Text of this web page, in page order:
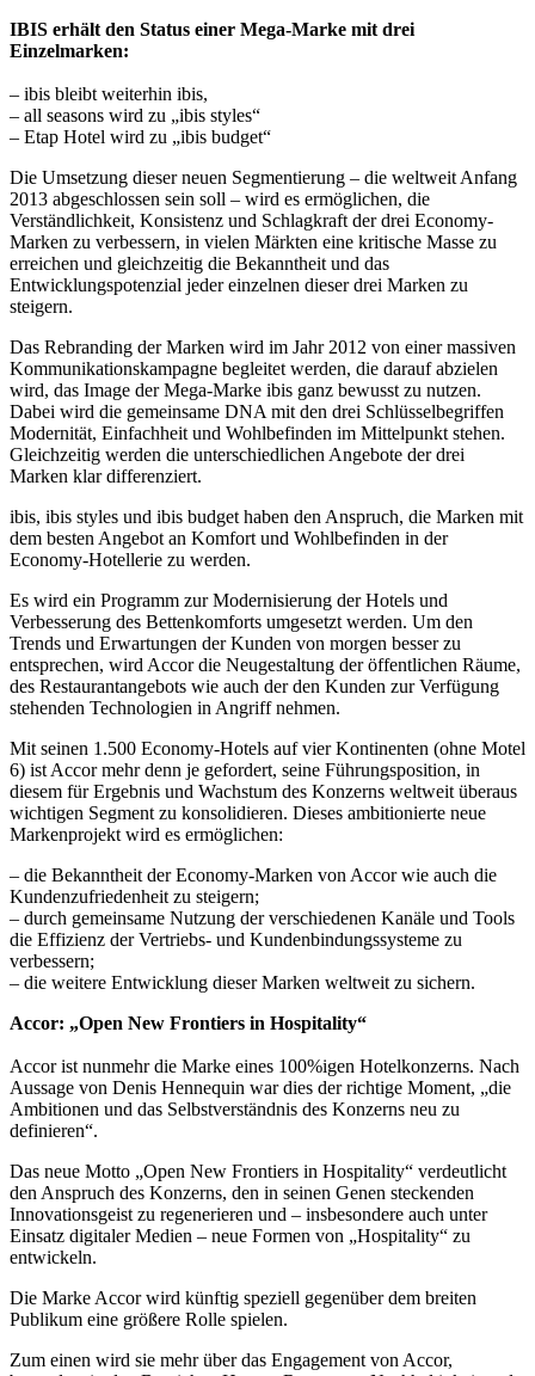
IBIS erhält den Status einer Mega-Marke mit drei
Einzelmarken:
– ibis bleibt weiterhin ibis,
– all seasons wird zu „ibis styles“
– Etap Hotel wird zu „ibis budget“
Die Umsetzung dieser neuen Segmentierung – die weltweit Anfang
2013 abgeschlossen sein soll – wird es ermöglichen, die
Verständlichkeit, Konsistenz und Schlagkraft der drei Economy-
Marken zu verbessern, in vielen Märkten eine kritische Masse zu
erreichen und gleichzeitig die Bekanntheit und das
Entwicklungspotenzial jeder einzelnen dieser drei Marken zu
steigern.
Das Rebranding der Marken wird im Jahr 2012 von einer massiven
Kommunikationskampagne begleitet werden, die darauf abzielen
wird, das Image der Mega-Marke ibis ganz bewusst zu nutzen.
Dabei wird die gemeinsame DNA mit den drei Schlüsselbegriffen
Modernität, Einfachheit und Wohlbefinden im Mittelpunkt stehen.
Gleichzeitig werden die unterschiedlichen Angebote der drei
Marken klar differenziert.
ibis, ibis styles und ibis budget haben den Anspruch, die Marken mit
dem besten Angebot an Komfort und Wohlbefinden in der
Economy-Hotellerie zu werden.
Es wird ein Programm zur Modernisierung der Hotels und
Verbesserung des Bettenkomforts umgesetzt werden. Um den
Trends und Erwartungen der Kunden von morgen besser zu
entsprechen, wird Accor die Neugestaltung der öffentlichen Räume,
des Restaurantangebots wie auch der den Kunden zur Verfügung
stehenden Technologien in Angriff nehmen.
Mit seinen 1.500 Economy-Hotels auf vier Kontinenten (ohne Motel
6) ist Accor mehr denn je gefordert, seine Führungsposition, in
diesem für Ergebnis und Wachstum des Konzerns weltweit überaus
wichtigen Segment zu konsolidieren. Dieses ambitionierte neue
Markenprojekt wird es ermöglichen:
– die Bekanntheit der Economy-Marken von Accor wie auch die
Kundenzufriedenheit zu steigern;
– durch gemeinsame Nutzung der verschiedenen Kanäle und Tools
die Effizienz der Vertriebs- und Kundenbindungssysteme zu
verbessern;
– die weitere Entwicklung dieser Marken weltweit zu sichern.
Accor: „Open New Frontiers in Hospitality“
Accor ist nunmehr die Marke eines 100%igen Hotelkonzerns. Nach
Aussage von Denis Hennequin war dies der richtige Moment, „die
Ambitionen und das Selbstverständnis des Konzerns neu zu
definieren“.
Das neue Motto „Open New Frontiers in Hospitality“ verdeutlicht
den Anspruch des Konzerns, den in seinen Genen steckenden
Innovationsgeist zu regenerieren und – insbesondere auch unter
Einsatz digitaler Medien – neue Formen von „Hospitality“ zu
entwickeln.
Die Marke Accor wird künftig speziell gegenüber dem breiten
Publikum eine größere Rolle spielen.
Zum einen wird sie mehr über das Engagement von Accor,